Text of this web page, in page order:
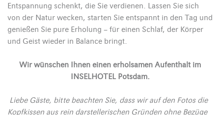
Entspannung schenkt, die Sie verdienen. Lassen Sie sich
von der Natur wecken, starten Sie entspannt in den Tag und
genießen Sie pure Erholung – für einen Schlaf, der Körper
und Geist wieder in Balance bringt.
Wir wünschen Ihnen einen erholsamen Aufenthalt im
INSELHOTEL Potsdam.
Liebe Gäste, bitte beachten Sie, dass wir auf den Fotos die
Kopfkissen aus rein darstellerischen Gründen ohne Bezüge